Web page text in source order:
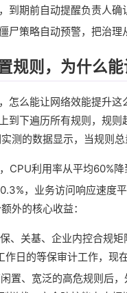
到期前自动提醒负责人
策略自动预警，把治理
规则，为什么能
怎么能让网络效能提升
到下遍历所有规则，规
测的数据显示，当规则总
CPU利用率从平均60%
，业务访问响应速度
外的核心收益：
、关基、企业内控合规
日的等保审计工作，现
置、宽泛的高危规则后